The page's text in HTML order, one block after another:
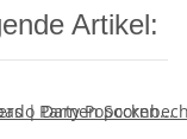
Artikel: